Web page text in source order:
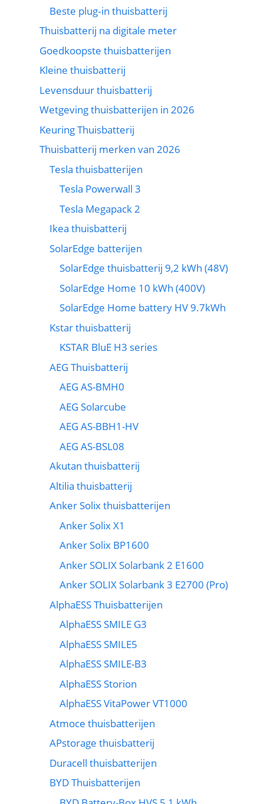
Beste plug‑in thuisbatterij
Thuisbatterij na digitale meter
Goedkoopste thuisbatterijen
Kleine thuisbatterij
Levensduur thuisbatterij
Wetgeving thuisbatterijen in 2026
Keuring Thuisbatterij
Thuisbatterij merken van 2026
Tesla thuisbatterijen
Tesla Powerwall 3
Tesla Megapack 2
Ikea thuisbatterij
SolarEdge batterijen
SolarEdge thuisbatterij 9,2 kWh (48V)
SolarEdge Home 10 kWh (400V)
SolarEdge Home battery HV 9.7kWh
Kstar thuisbatterij
KSTAR BluE H3 series
AEG Thuisbatterij
AEG AS-BMH0
AEG Solarcube
AEG AS-BBH1-HV
AEG AS-BSL08
Akutan thuisbatterij
Altilia thuisbatterij
Anker Solix thuisbatterijen
Anker Solix X1
Anker Solix BP1600
Anker SOLIX Solarbank 2 E1600
Anker SOLIX Solarbank 3 E2700 (Pro)
AlphaESS Thuisbatterijen
AlphaESS SMILE G3
AlphaESS SMILE5
AlphaESS SMILE-B3
AlphaESS Storion
AlphaESS VitaPower VT1000
Atmoce thuisbatterijen
APstorage thuisbatterij
Duracell thuisbatterijen
BYD Thuisbatterijen